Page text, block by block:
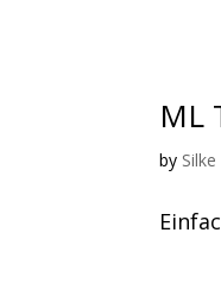
ML
by